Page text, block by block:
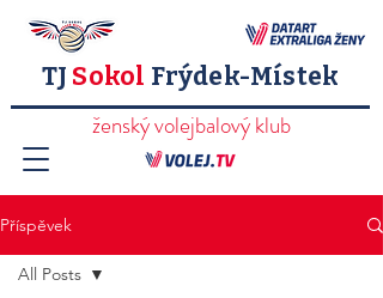
TJ Sokol Frýdek-Místek
ženský volejbalový klub
Příspěvek
All Posts